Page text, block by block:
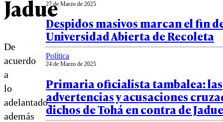
Jadue
De
acuerdo
a
lo
adelantado,
además
27 de Marzo de 2025
Despidos masivos marcan el fin
Universidad Abierta de Recoleta
Política
24 de Marzo de 2025
Primaria oficialista tambalea: las
advertencias y acusaciones
dichos de Tohá en contra de Jadue